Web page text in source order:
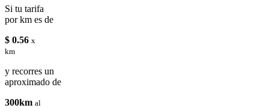
Si tu tarifa
por km es de
$ 0.56 x
km
y recorres un
aproximado de
300km al